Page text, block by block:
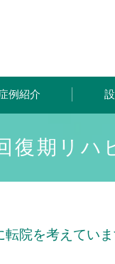
例紹介
復期リハ
転院を考えていま